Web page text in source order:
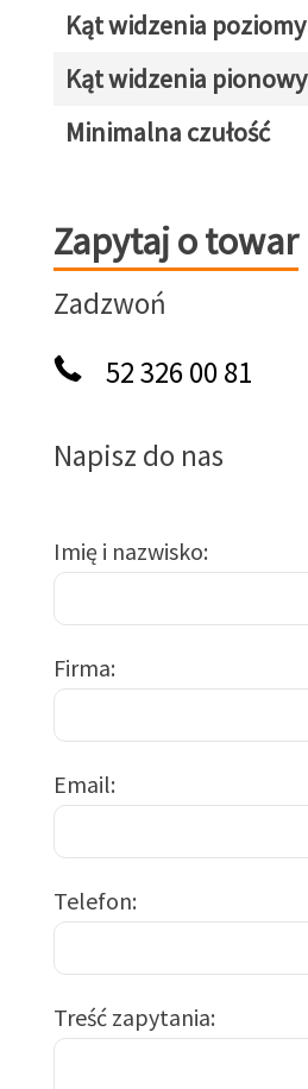
Kąt widzenia poziomy
Kąt widzenia pionowy
Minimalna czułość
Zapytaj o towar
Zapytaj o towar
Zadzwoń
52 326 00 81
Napisz do nas
Imię i nazwisko
Firma
Email
Telefon
Treść zapytania